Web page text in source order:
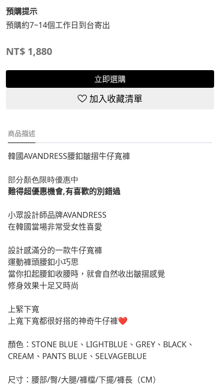
預購提示
預購約7~14個工作日到台寄出
NT$ 1,880
立即選購
加入收藏清單
商品描述
韓國AVANDRESS腰釦皺摺牛仔寬褲
部分顏色限時優惠中
難得超優惠機會,有喜歡的別錯過
小眾設計師品牌AVANDRESS
在韓國當場非常受女性喜愛
設計感滿分的一款牛仔寬褲
運動褲頭腰釦小巧思
當你扣起腰釦收腰時，就會自然收出皺摺感覺
修身效果十足又時尚
上緊下寬
上寬下寬都很好搭的神奇牛仔褲❤️
顏色：STONE BLUE、LIGHTBLUE、GREY、BLACK、
CREAM、 PANTS BLUE、SELVAGEBLUE
尺寸：腰部/臀/大腿/褲檔/下擺/褲長（CM）